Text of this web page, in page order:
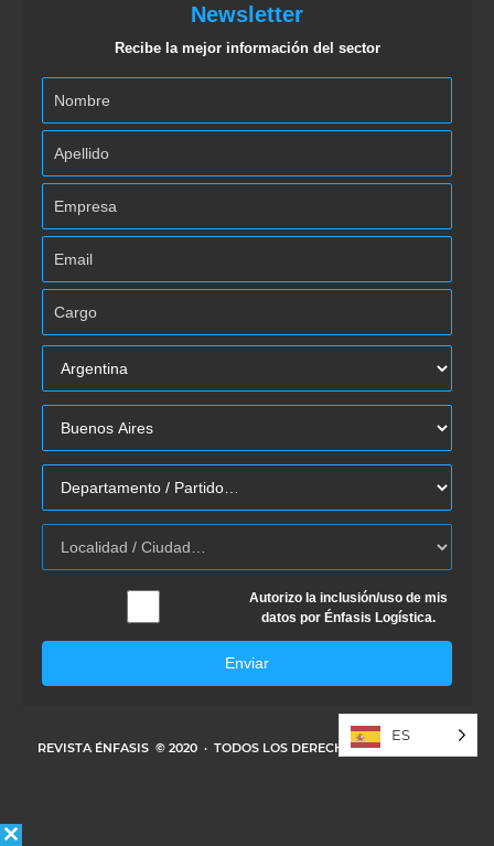
Newsletter
Recibe la mejor información del sector
Autorizo la inclusión/uso de mis
datos por Énfasis Logística.
Enviar
REVISTA ÉNFASIS © 2020 · TODOS LOS DERECHOS RESERVADOS
ES